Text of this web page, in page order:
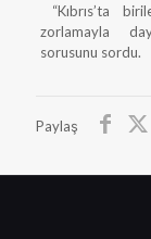
“Kıbrıs’ta
zorlamayla
sorusunu sordu.
Paylaş